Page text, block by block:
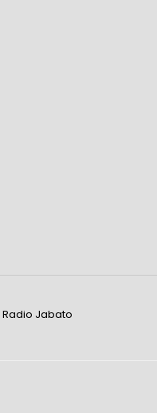
Radio Jabato